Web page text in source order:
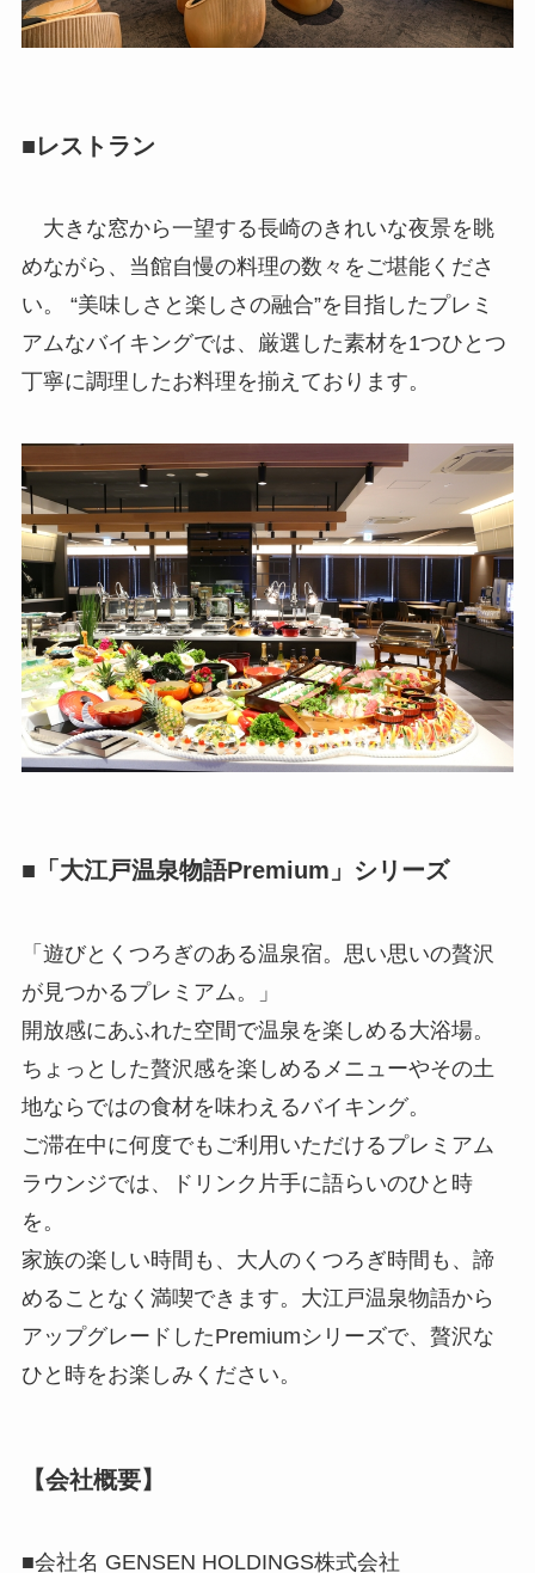
■レストラン
大きな窓から一望する長崎のきれいな夜景を眺
めながら、当館自慢の料理の数々をご堪能くださ
い。 “美味しさと楽しさの融合”を目指したプレミ
アムなバイキングでは、厳選した素材を1つひとつ
丁寧に調理したお料理を揃えております。
■「大江戸温泉物語Premium」シリーズ
「遊びとくつろぎのある温泉宿。思い思いの贅沢
が見つかるプレミアム。」
開放感にあふれた空間で温泉を楽しめる大浴場。
ちょっとした贅沢感を楽しめるメニューやその土
地ならではの食材を味わえるバイキング。
ご滞在中に何度でもご利用いただけるプレミアム
ラウンジでは、ドリンク片手に語らいのひと時
を。
家族の楽しい時間も、大人のくつろぎ時間も、諦
めることなく満喫できます。大江戸温泉物語から
アップグレードしたPremiumシリーズで、贅沢な
ひと時をお楽しみください。
【会社概要】
■会社名 GENSEN HOLDINGS株式会社